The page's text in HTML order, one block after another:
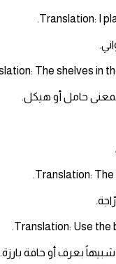
حامل أو هيكل.
بعرف أو حافة بارزة.